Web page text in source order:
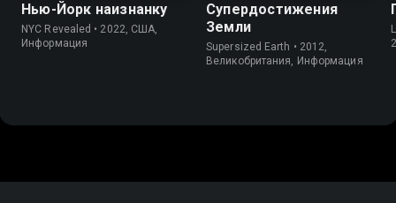
Нью-Йорк наизнанку
NYC Revealed • 2022, США,
Информация
Супердостижения
Земли
Supersized Earth • 2012,
Великобритания, Информация